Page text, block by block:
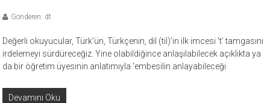
Gönderen: dt
Değerli okuyucular, Türk’ün, Türkçenin, dil (til)’in ilk imcesi ‘t’ tamgasını
irdelemeyi sürdüreceğiz. Yine olabildiğince anlaşılabilecek açıklıkta ya
da bir öğretim üyesinin anlatımıyla ‘embesilin anlayabileceği
Devamını Oku